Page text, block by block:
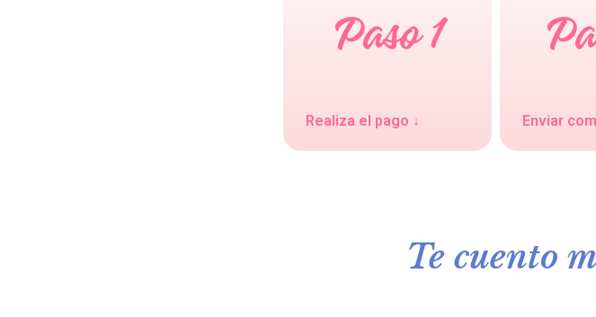
Realiza el pago ↓ Enviar
Te cuento